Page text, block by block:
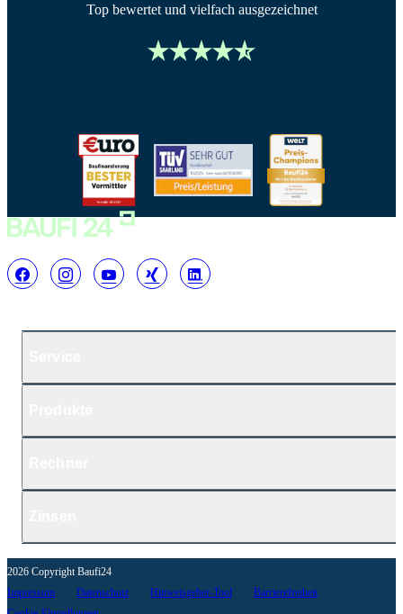
Top bewertet und vielfach ausgezeichnet
2026 Copyright Baufi24
Impressum
Datenschutz Hinweisgeber-Tool
Barrierefreiheit